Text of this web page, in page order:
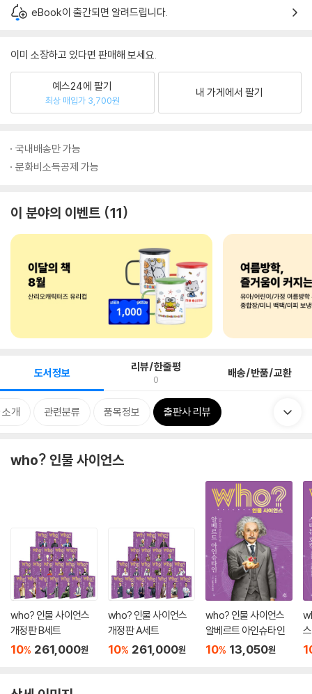
eBook이 출간되면 알려드립니다.
이미 소장하고 있다면 판매해 보세요.
예스24에 팔기
최상 매입가 3,700원
내 가게에서 팔기
국내배송만 가능
문화비소득공제 가능
이 분야의 이벤트 11
도서정보 리뷰/한줄평
0 배송/반품/교환
개 관련분류 품목정보 출판사 리뷰
who? 인물 사이언스
who? 인물 사이언스
개정판 B세트
10% 261,000원
who? 인물 사이언스
개정판 A세트
10% 261,000원
who? 인물 사이언스
알베르트 아인슈타인
10% 13,050원